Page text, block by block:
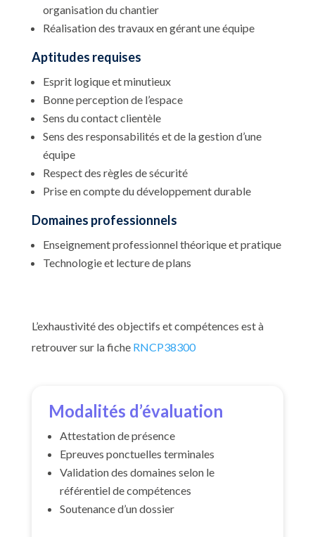
organisation du chantier
Réalisation des travaux en gérant une équipe
Aptitudes requises
Esprit logique et minutieux
Bonne perception de l’espace
Sens du contact clientèle
Sens des responsabilités et de la gestion d’une
équipe
Respect des règles de sécurité
Prise en compte du développement durable
Domaines professionnels
Enseignement professionnel théorique et pratique
Technologie et lecture de plans
L’exhaustivité des objectifs et compétences est à
retrouver sur la fiche RNCP38300
Modalités d’évaluation
Attestation de présence
Epreuves ponctuelles terminales
Validation des domaines selon le
référentiel de compétences
Soutenance d’un dossier